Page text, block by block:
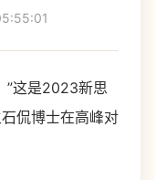
”这是2023新思
侃博士在高峰对